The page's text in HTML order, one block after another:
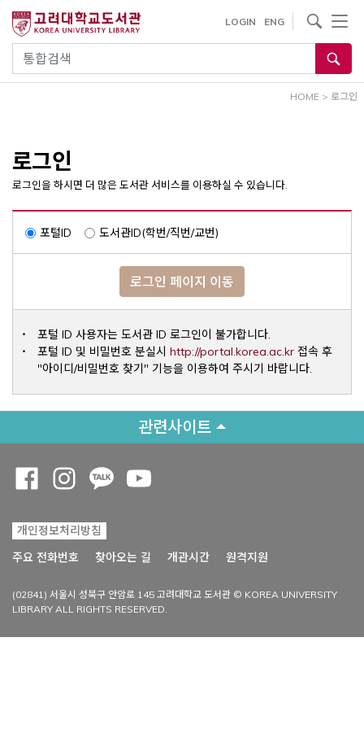
건
통합검색
LOGIN ENG
사이트내 검색
HOME > 로그인
로그인
로그인을 하시면 더 많은 도서관 서비스를 이용하실 수 있습니다.
포털ID 도서관ID(학번/직번/교번)
로그인 페이지 이동
포털 ID 사용자는 도서관 ID 로그인이 불가합니다.
포털 ID 및 비밀번호 분실시 http://portal.korea.ac.krOpens a
접속 후
"아이디/비밀번호 찾기" 기능을 이용하여 주시기 바랍니다.
관련사이트
개인정보처리방침
주요 전화번호
찾아오는 길 개관시간 원격지원
(02841) 서울시 성북구 안암로 145 고려대학교 도서관 © KOREA UNIVERSITY
LIBRARY ALL RIGHTS RESERVED.
Opens a new window
Opens a new window
Opens a new window